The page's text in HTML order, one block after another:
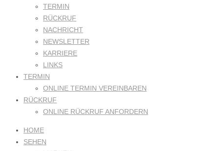
TERMIN
RÜCKRUF
NACHRICHT
NEWSLETTER
KARRIERE
LINKS
TERMIN
ONLINE TERMIN VEREINBAREN
RÜCKRUF
ONLINE RÜCKRUF ANFORDERN
HOME
SEHEN